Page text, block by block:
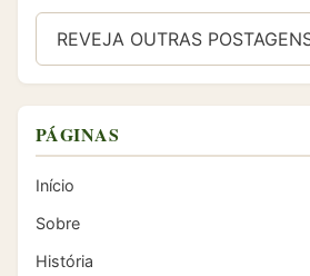
PÁGINAS
Início
Sobre
História